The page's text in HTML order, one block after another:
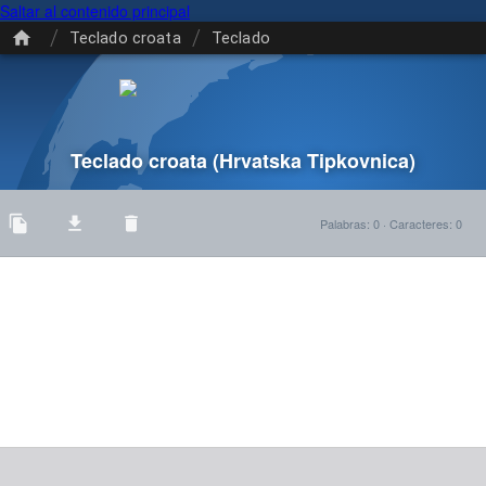
Saltar al contenido principal
/ Teclado croata / Teclado
Teclado croata(Hrvatska Tipkovnica)
Palabras: 0 · Caracteres: 0